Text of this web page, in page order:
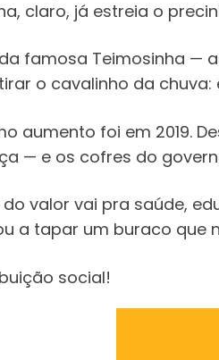
claro, já estreia o
famosa Teimosinha
o cavalinho da
aumento foi em 2019.
— e os cofres do
valor vai pra saúde,
a tapar um buraco que
social!